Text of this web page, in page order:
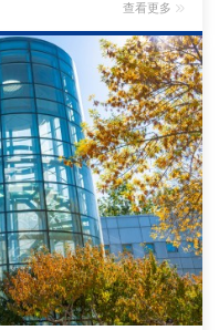
查看更多